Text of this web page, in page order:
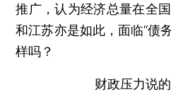
推广，认为经济总量在全
和江苏亦是如此，面临“债
样吗？
财政压力说